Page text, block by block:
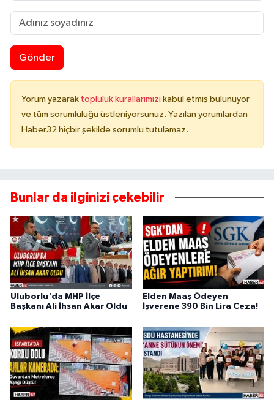
Gönder
Yorum yazarak topluluk kurallarımızı kabul etmiş bulunuyor
ve tüm sorumluluğu üstleniyorsunuz. Yazılan yorumlardan
Haber32 hiçbir şekilde sorumlu tutulamaz.
Bunlar da ilginizi çekebilir
Uluborlu'da MHP İlçe
Başkanı Ali İhsan Akar Oldu
Elden Maaş Ödeyen
İşverene 390 Bin Lira Ceza!